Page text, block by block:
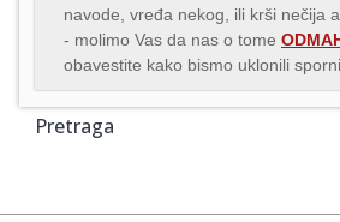
navode, vređa nekog, ili krši nečija
- molimo Vas da nas o tome
obavestite kako bismo uklonili
Pretraga